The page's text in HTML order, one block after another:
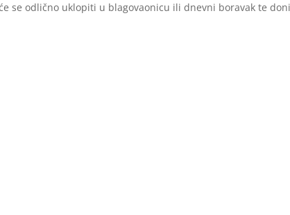
se odlično uklopiti u blagovaonicu ili dnevni boravak te